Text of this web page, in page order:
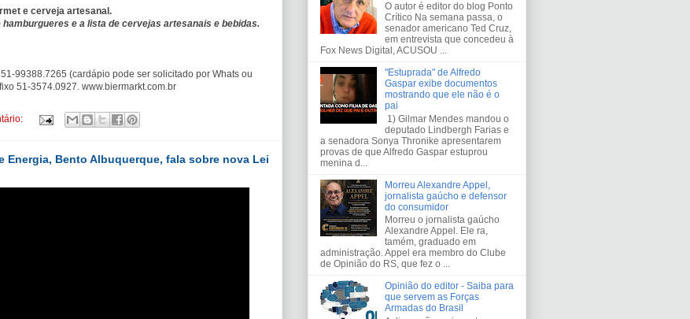
e cerveja artesanal.
e a lista de cervejas artesanais e bebidas.
99388.7265 (cardápio pode ser solicitado por Whats ou
51-3574.0927. www.biermarkt.com.br
Energia, Bento Albuquerque, fala sobre nova Lei
O autor é editor do blog Ponto
Crítico Na semana passa, o
senador americano Ted Cruz,
em entrevista que concedeu à
Fox News Digital, ACUSOU ...
"Estuprada" de Alfredo
Gaspar exibe documentos
mostrando que ele não é o
pai
1) Gilmar Mendes mandou o
deputado Lindbergh Farias e
a senadora Sonya Thronike apresentarem
provas de que Alfredo Gaspar estuprou
menina d...
Morreu Alexandre Appel,
jornalista gaúcho e defensor
do consumidor
Morreu o jornalista gaúcho
Alexandre Appel. Ele ra,
tamém, graduado em
administração. Appel era membro do Clube
de Opinião do RS, que fez o ...
Opinião do editor - Saiba para
que servem as Forças
Armadas do Brasil